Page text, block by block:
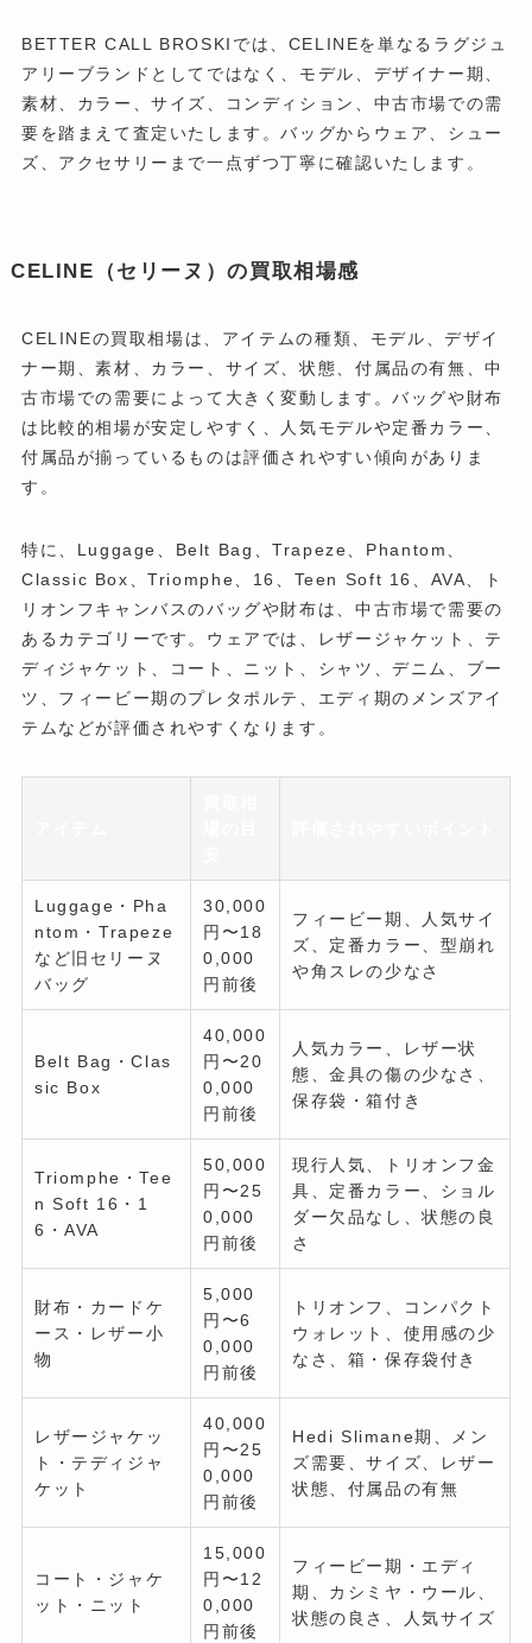
BETTER CALL BROSKIでは、CELINEを単なるラグジュ
アリーブランドとしてではなく、モデル、デザイナー期、
素材、カラー、サイズ、コンディション、中古市場での需
要を踏まえて査定いたします。バッグからウェア、シュー
ズ、アクセサリーまで一点ずつ丁寧に確認いたします。
CELINE（セリーヌ）の買取相場感
CELINEの買取相場は、アイテムの種類、モデル、デザイ
ナー期、素材、カラー、サイズ、状態、付属品の有無、中
古市場での需要によって大きく変動します。バッグや財布
は比較的相場が安定しやすく、人気モデルや定番カラー、
付属品が揃っているものは評価されやすい傾向がありま
す。
特に、Luggage、Belt Bag、Trapeze、Phantom、
Classic Box、Triomphe、16、Teen Soft 16、AVA、ト
リオンフキャンバスのバッグや財布は、中古市場で需要の
あるカテゴリーです。ウェアでは、レザージャケット、テ
ディジャケット、コート、ニット、シャツ、デニム、ブー
ツ、フィービー期のプレタポルテ、エディ期のメンズアイ
テムなどが評価されやすくなります。
Luggage・Pha
ntom・Trapeze
など旧セリーヌ
バッグ
30,000
円〜18
0,000
円前後
フィービー期、人気サイ
ズ、定番カラー、型崩れ
や角スレの少なさ
Belt Bag・Clas
sic Box
40,000
円〜20
0,000
円前後
人気カラー、レザー状
態、金具の傷の少なさ、
保存袋・箱付き
Triomphe・Tee
n Soft 16・1
6・AVA
50,000
円〜25
0,000
円前後
現行人気、トリオンフ金
具、定番カラー、ショル
ダー欠品なし、状態の良
さ
財布・カードケ
ース・レザー小
物
5,000
円〜6
0,000
円前後
トリオンフ、コンパクト
ウォレット、使用感の少
なさ、箱・保存袋付き
レザージャケッ
ト・テディジャ
ケット
40,000
円〜25
0,000
円前後
Hedi Slimane期、メン
ズ需要、サイズ、レザー
状態、付属品の有無
コート・ジャケ
ット・ニット
15,000
円〜12
0,000
円前後
フィービー期・エディ
期、カシミヤ・ウール、
状態の良さ、人気サイズ